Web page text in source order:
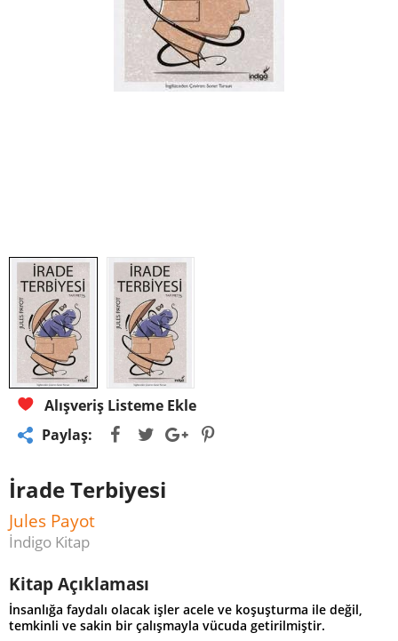
Alışveriş Listeme Ekle
Paylaş:
İrade Terbiyesi
Jules Payot
İndigo Kitap
Kitap Açıklaması
İnsanlığa faydalı olacak işler acele ve koşuşturma ile değil,
temkinli ve sakin bir çalışmayla vücuda getirilmiştir.